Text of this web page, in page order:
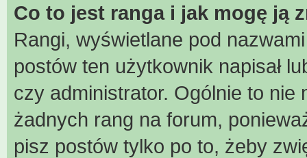
Co to jest ranga i jak mogę ją
Rangi, wyświetlane pod
postów ten użytkownik napisał
czy administrator. Ogólnie to
żadnych rang na forum,
pisz postów tylko po to, żeby